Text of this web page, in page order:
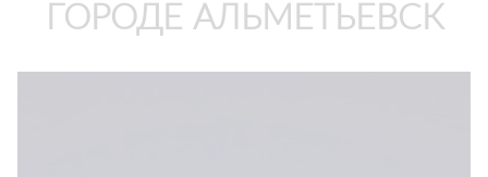
ГОРОДЕ АЛЬМЕТЬЕВСК